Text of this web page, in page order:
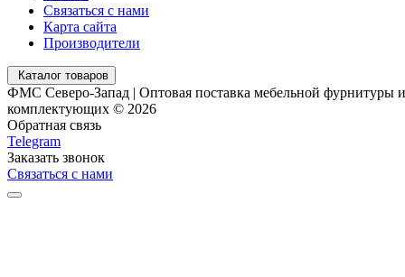
Связаться с нами
Карта сайта
Производители
Каталог товаров
ФМС Северо-Запад | Оптовая поставка мебельной фурнитуры и
комплектующих © 2026
Обратная связь
Telegram
Заказать звонок
Связаться с нами